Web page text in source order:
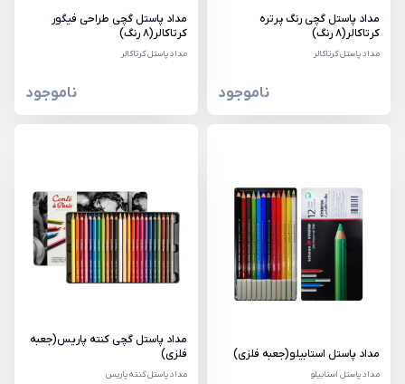
مداد پاستل گچی رنگ پرتره
کرتاکالر(8 رنگ)
مداد پاستل کرتاکالر
ناموجود
مداد پاستل گچی طراحی فیگور
کرتاکالر(8 رنگ)
مداد پاستل کرتاکالر
ناموجود
مداد پاستل استابیلو(جعبه فلزی)
مداد پاستل استابیلو
مداد پاستل گچی کنته پاریس(جعبه
فلزی)
مداد پاستل کنته پاریس